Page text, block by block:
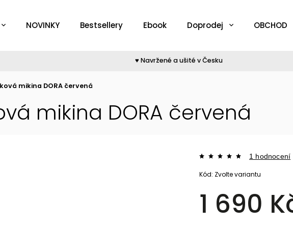
NOVINKY Bestsellery Ebook Doprodej OBCHOD
♥︎ Navržené a ušité v Česku
mikina DORA červená
mikina DORA červená
1 hodnocení
1 690
Kód: Zvolte variantu